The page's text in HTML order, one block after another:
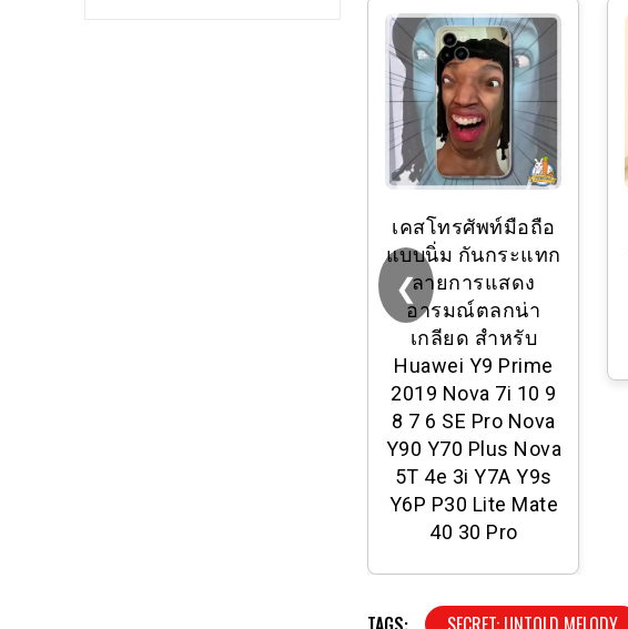
เคสโทรศัพท์มือถือ
แบบนิ่ม กันกระแทก
ลายการแสดง
อารมณ์ตลกน่า
เกลียด สําหรับ
Huawei Y9 Prime
2019 Nova 7i 10 9
8 7 6 SE Pro Nova
Y90 Y70 Plus Nova
5T 4e 3i Y7A Y9s
Y6P P30 Lite Mate
40 30 Pro
❮